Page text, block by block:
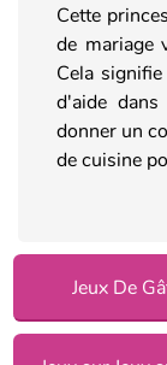
Cette
de mariage
Cela
d'aide
donner un
de cuisine
Jeux De